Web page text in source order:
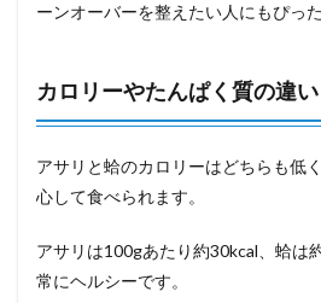
ーンオーバーを整えたい人にもぴった
カロリーやたんぱく質の違い
アサリと蛤のカロリーはどちらも低
心して食べられます。
アサリは100gあたり約30kcal、蛤は
常にヘルシーです。